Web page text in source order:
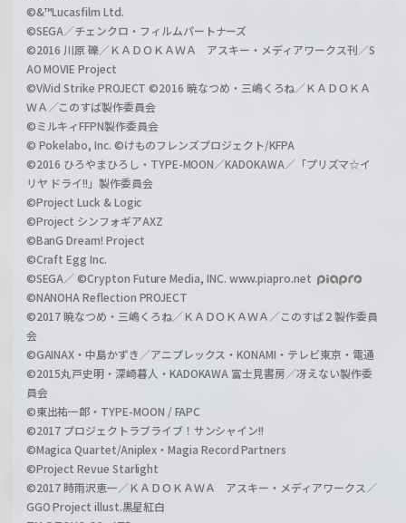
©&™Lucasfilm Ltd.
©SEGA／チェンクロ・フィルムパートナーズ
©2016 川原 礫／ＫＡＤＯＫＡＷＡ アスキー・メディアワークス刊／S
AO MOVIE Project
©ViVid Strike PROJECT ©2016 暁なつめ・三嶋くろね／ＫＡＤＯＫＡ
ＷＡ／このすば製作委員会
©ミルキィFFPN製作委員会
© Pokelabo, Inc. ©けものフレンズプロジェクト/KFPA
©2016 ひろやまひろし・TYPE-MOON／KADOKAWA／「プリズマ☆イ
リヤ ドライ!!」製作委員会
©Project Luck & Logic
©Project シンフォギアAXZ
©BanG Dream! Project
©Craft Egg Inc.
©SEGA／ ©Crypton Future Media, INC. www.piapro.net
©NANOHA Reflection PROJECT
©2017 暁なつめ・三嶋くろね／ＫＡＤＯＫＡＷＡ／このすば２製作委員
会
©GAINAX・中島かずき／アニプレックス・KONAMI・テレビ東京・電通
©2015丸戸史明・深崎暮人・KADOKAWA 富士見書房／冴えない製作委
員会
©東出祐一郎・TYPE-MOON / FAPC
©2017 プロジェクトラブライブ！サンシャイン!!
©Magica Quartet/Aniplex・Magia Record Partners
©Project Revue Starlight
©2017 時雨沢恵一／ＫＡＤＯＫＡＷＡ アスキー・メディアワークス／
GGO Project illust.黒星紅白